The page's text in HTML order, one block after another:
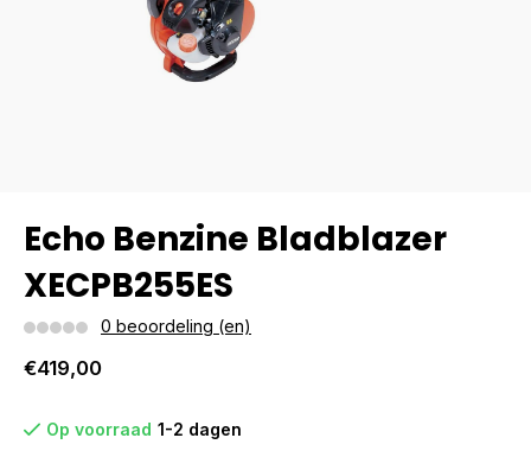
Echo Benzine Bladblazer
XECPB255ES
0 beoordeling (en)
€419,00
Op voorraad 1-2 dagen